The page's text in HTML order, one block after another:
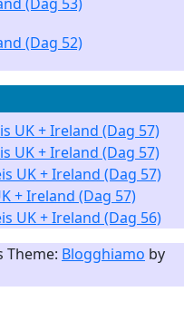
(Dag 52)
UK + Ireland (Dag 57)
UK + Ireland (Dag 57)
UK + Ireland (Dag 57)
+ Ireland (Dag 57)
UK + Ireland (Dag 56)
Theme: Blogghiamo by